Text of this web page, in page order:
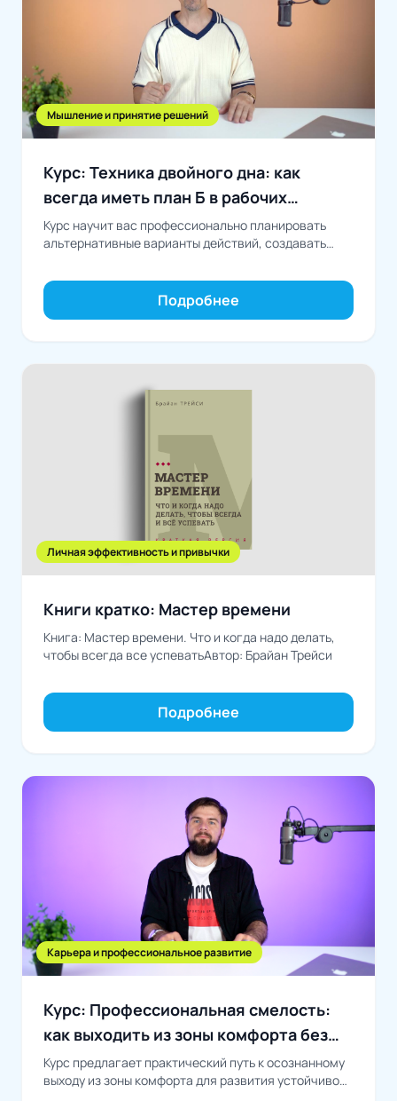
Мышление и принятие решений
Курс: Техника двойного дна: как
всегда иметь план Б в рабочих
ситуациях
Курс научит вас профессионально планировать
альтернативные варианты действий, создавать
предусматривать решения для различных
ситуаций, превращая...Подробнее
Личная эффективность и привычки
Книги кратко: Мастер времени
Книга: Мастер времени. Что и когда надо делать,
чтобы всегда все успеватьАвтор: Брайан Трейси
Подробнее
Карьера и профессиональное развитие
Курс: Профессиональная смелость:
как выходить из зоны комфорта без
риска выгорания
Курс предлагает практический путь к осознанному
выходу из зоны комфорта для развития устойчивой